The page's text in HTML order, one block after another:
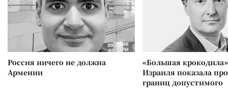
Россия ничего не должна
Армении
«Большая
Израиля показала
границ допустимого